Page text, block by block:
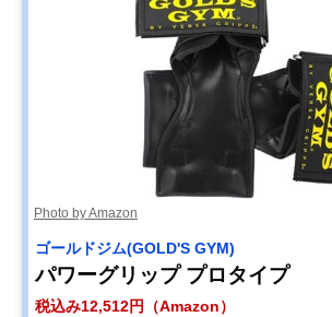
Photo by Amazon
ゴールドジム(GOLD'S GYM)
パワーグリップ プロタイプ
税込み12,512円（Amazon）